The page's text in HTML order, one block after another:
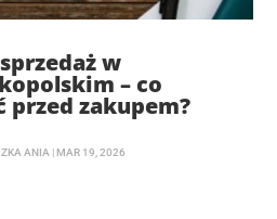
w
– co
zakupem?
ANIA MAR 19, 2026